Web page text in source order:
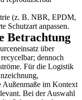
(z. B. NBR, EPDM,
Schutzart anpassen.
Betrachtung
über
dennoch
Für die Logistik
Außenmaße im Kontext
Bei der Auswahl